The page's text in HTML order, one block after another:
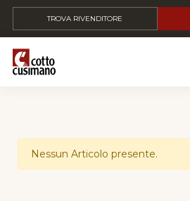
TROVA RIVENDITORE
Nessun Articolo presente.